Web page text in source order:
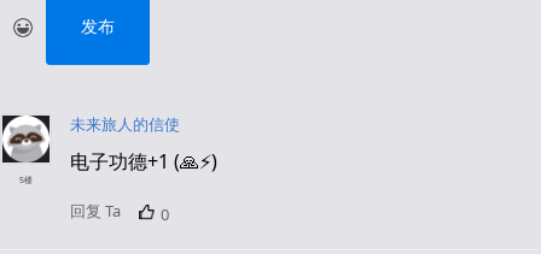
发布
5楼
未来旅人的信使
电子功德+1 (🙏⚡)
回复 Ta 0